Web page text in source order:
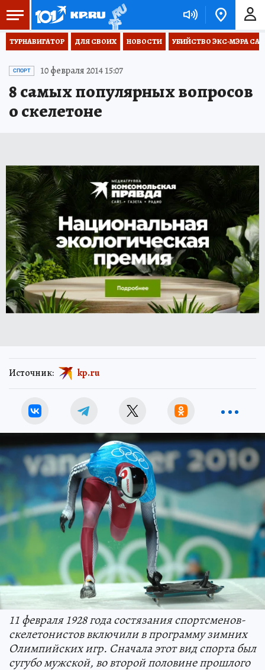
ТУРНАВИГАТОР ДЛЯ СВОИХ НОВОСТИ УБИЙСТВО ЭКС-МЭРА
СПОРТ 10 февраля 2014 15:07
8 самых популярных вопросов
о скелетоне
Источник: kp.ru
11 февраля 1928 года состязания спортсменов-
скелетонистов включили в программу зимних
Олимпийских игр. Сначала этот вид спорта был
сугубо мужской, во второй половине прошлого